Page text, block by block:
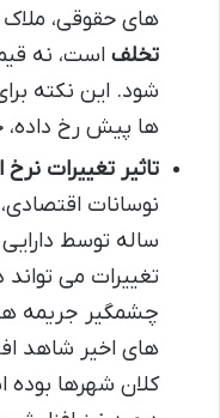
های حقوقی،
تخلف است، نه
شود. این نکته
ها پیش رخ داده،
تاثیر تغییرات
نوسانات
ساله توسط
تغییرات می
چشمگیر جریمه
های اخیر شاهد